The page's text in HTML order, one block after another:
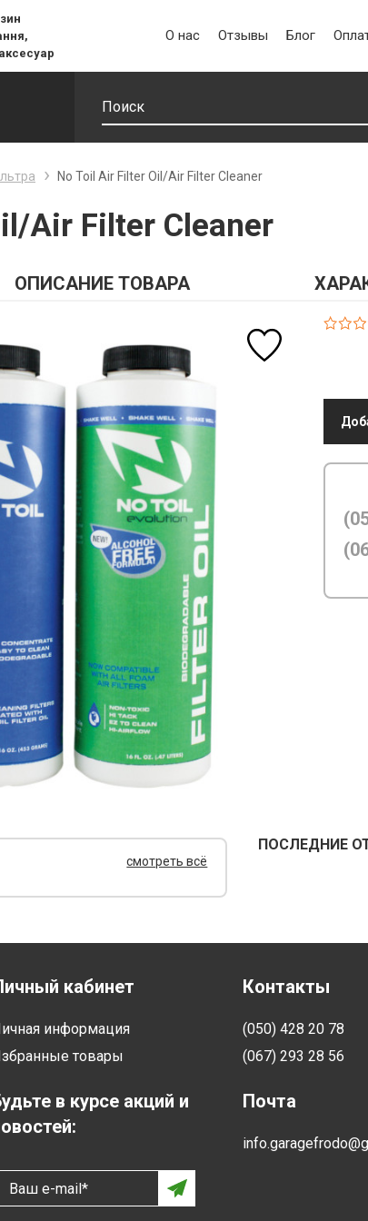
О нас Отзывы Блог
No Toil Air Filter Oil/Air Filter Cleaner
Air Filter Cleaner
ОПИСАНИЕ ТОВАРА
смотреть всё
ПОСЛЕДНИЕ
кабинет
информация
товары
в курсе акций и
Ваш e-mail*
Контакты
(050) 428 20 78
(067) 293 28 56
Почта